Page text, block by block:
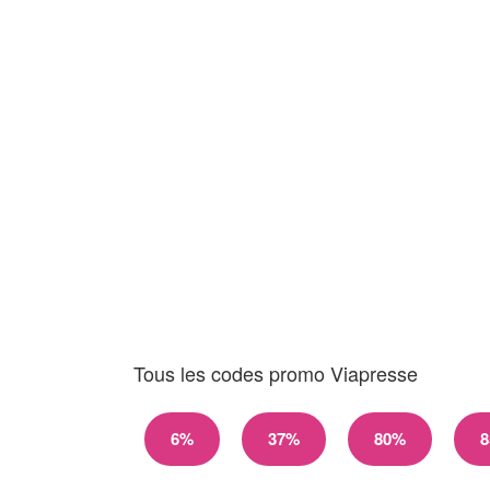
Tous les codes promo Viapresse
6% 37% 80%